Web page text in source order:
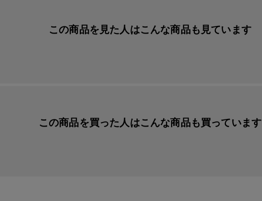
この商品を見た人はこんな商品も見ています
この商品を買った人はこんな商品も買っています